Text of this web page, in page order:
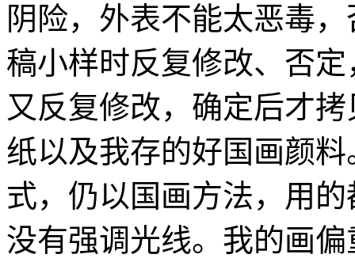
阴险，外表不能太恶毒
稿小样时反复修改、否
又反复修改，确定后才
纸以及我存的好国画颜
式，仍以国画方法，用
没有强调光线。我的画